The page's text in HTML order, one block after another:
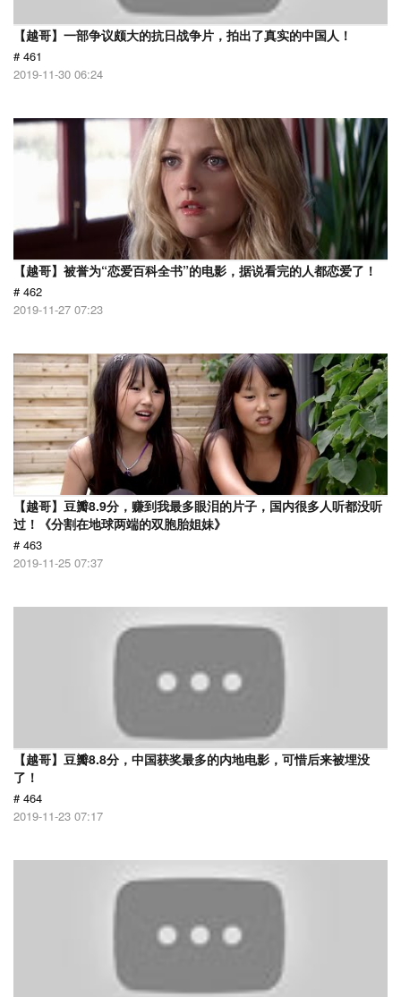
【越哥】一部争议颇大的抗日战争片，拍出了真实的中国人！
# 461
2019-11-30 06:24
【越哥】被誉为“恋爱百科全书”的电影，据说看完的人都恋爱了！
# 462
2019-11-27 07:23
【越哥】豆瓣8.9分，赚到我最多眼泪的片子，国内很多人听都没听
过！《分割在地球两端的双胞胎姐妹》
# 463
2019-11-25 07:37
【越哥】豆瓣8.8分，中国获奖最多的内地电影，可惜后来被埋没
了！
# 464
2019-11-23 07:17